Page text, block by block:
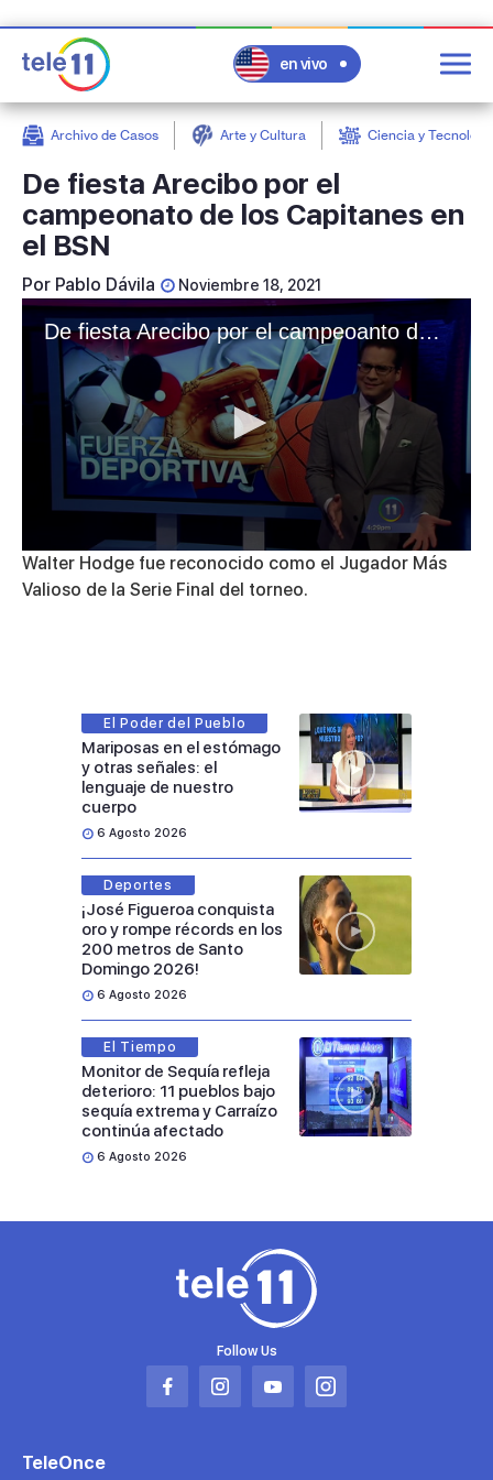
en vivo
Archivo de Casos Arte y Cultura Ciencia y
De fiesta Arecibo por el
campeonato de los Capitanes en
el BSN
Por Pablo Dávila Noviembre 18, 2021
De fiesta Arecibo por el campeoanto de los Capitanes en el BSN
0
of
Walter Hodge fue reconocido como el Jugador Más
Valioso de la Serie Final del torneo.
El Poder del Pueblo
Mariposas en el estómago
y otras señales: el
lenguaje de nuestro
cuerpo
6 Agosto 2026
Deportes
¡José Figueroa conquista
oro y rompe récords en los
200 metros de Santo
Domingo 2026!
6 Agosto 2026
El Tiempo
Monitor de Sequía refleja
deterioro: 11 pueblos bajo
sequía extrema y Carraízo
continúa afectado
6 Agosto 2026
Follow Us
Abrir
Abrir
Abrir
Abrir
TeleOnce
post